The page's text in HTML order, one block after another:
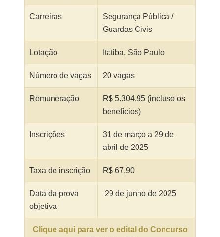
Carreiras
Segurança Pública /
Guardas Civis
Lotação Itatiba, São Paulo
Número de vagas 20 vagas
Remuneração
R$ 5.304,95 (incluso os
benefícios)
Inscrições
31 de março a 29 de
abril de 2025
Taxa de inscrição R$ 67,90
Data da prova
objetiva
29 de junho de 2025
Clique aqui para ver o edital do Concurso